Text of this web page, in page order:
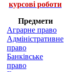
курсові роботи
Предмети
Аграрне право
Адміністративне
право
Банківське
право